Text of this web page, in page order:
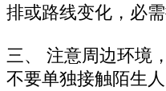
排或路线变化，必
三、 注意周边环境
不要单独接触陌生